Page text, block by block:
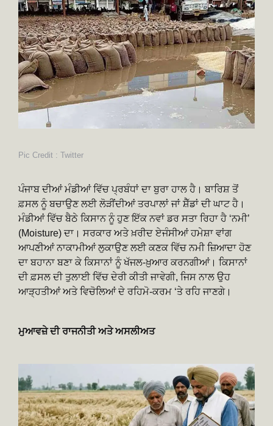
Pic Credit : Twitter
ਪੰਜਾਬ ਦੀਆਂ ਮੰਡੀਆਂ ਵਿੱਚ ਪ੍ਰਬੰਧਾਂ ਦਾ ਬੁਰਾ ਹਾਲ ਹੈ। ਬਾਰਿਸ਼ ਤੋਂ
ਫ਼ਸਲ ਨੂੰ ਬਚਾਉਣ ਲਈ ਲੋੜੀਂਦੀਆਂ ਤਰਪਾਲਾਂ ਜਾਂ ਸ਼ੈੱਡਾਂ ਦੀ ਘਾਟ ਹੈ।
ਮੰਡੀਆਂ ਵਿੱਚ ਬੈਠੇ ਕਿਸਾਨ ਨੂੰ ਹੁਣ ਇੱਕ ਨਵਾਂ ਡਰ ਸਤਾ ਰਿਹਾ ਹੈ ‘ਨਮੀ’
(Moisture) ਦਾ। ਸਰਕਾਰ ਅਤੇ ਖ਼ਰੀਦ ਏਜੰਸੀਆਂ ਹਮੇਸ਼ਾ ਵਾਂਗ
ਆਪਣੀਆਂ ਨਾਕਾਮੀਆਂ ਲੁਕਾਉਣ ਲਈ ਕਣਕ ਵਿੱਚ ਨਮੀ ਜ਼ਿਆਦਾ ਹੋਣ
ਦਾ ਬਹਾਨਾ ਬਣਾ ਕੇ ਕਿਸਾਨਾਂ ਨੂੰ ਖੱਜਲ-ਖ਼ੁਆਰ ਕਰਨਗੀਆਂ। ਕਿਸਾਨਾਂ
ਦੀ ਫ਼ਸਲ ਦੀ ਤੁਲਾਈ ਵਿੱਚ ਦੇਰੀ ਕੀਤੀ ਜਾਵੇਗੀ, ਜਿਸ ਨਾਲ ਉਹ
ਆੜ੍ਹਤੀਆਂ ਅਤੇ ਵਿਚੋਲਿਆਂ ਦੇ ਰਹਿਮੋ-ਕਰਮ ‘ਤੇ ਰਹਿ ਜਾਣਗੇ।
ਮੁਆਵਜ਼ੇ ਦੀ ਰਾਜਨੀਤੀ ਅਤੇ ਅਸਲੀਅਤ